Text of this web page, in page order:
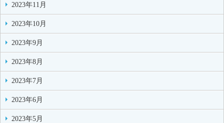
2023年11月
2023年10月
2023年9月
2023年8月
2023年7月
2023年6月
2023年5月